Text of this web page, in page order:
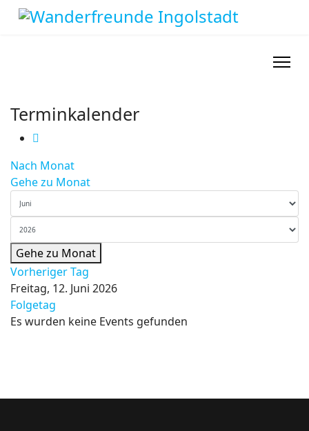
Terminkalender
Nach Monat
Gehe zu Monat
Gehe zu Monat
Vorheriger Tag
Freitag, 12. Juni 2026
Folgetag
Es wurden keine Events gefunden